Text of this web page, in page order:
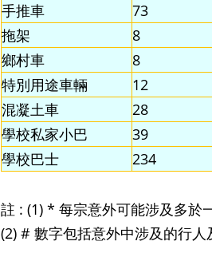
手推車
73
拖架
8
鄉村車
8
特別用途車輛
12
混凝土車
28
學校私家小巴
39
學校巴士
234
註 : (1) * 每宗意外可能涉及多於
(2) # 數字包括意外中涉及的行人